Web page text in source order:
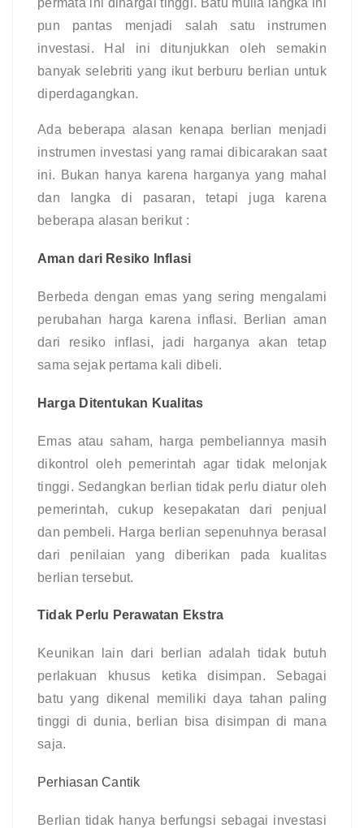
permata ini dihargai tinggi. Batu mulia langka ini
pun pantas menjadi salah satu instrumen
investasi. Hal ini ditunjukkan oleh semakin
banyak selebriti yang ikut berburu berlian untuk
diperdagangkan.
Ada beberapa alasan kenapa berlian menjadi
instrumen investasi yang ramai dibicarakan saat
ini. Bukan hanya karena harganya yang mahal
dan langka di pasaran, tetapi juga karena
beberapa alasan berikut :
Aman dari Resiko Inflasi
Berbeda dengan emas yang sering mengalami
perubahan harga karena inflasi. Berlian aman
dari resiko inflasi, jadi harganya akan tetap
sama sejak pertama kali dibeli.
Harga Ditentukan Kualitas
Emas atau saham, harga pembeliannya masih
dikontrol oleh pemerintah agar tidak melonjak
tinggi. Sedangkan berlian tidak perlu diatur oleh
pemerintah, cukup kesepakatan dari penjual
dan pembeli. Harga berlian sepenuhnya berasal
dari penilaian yang diberikan pada kualitas
berlian tersebut.
Tidak Perlu Perawatan Ekstra
Keunikan lain dari berlian adalah tidak butuh
perlakuan khusus ketika disimpan. Sebagai
batu yang dikenal memiliki daya tahan paling
tinggi di dunia, berlian bisa disimpan di mana
saja.
Perhiasan Cantik
Berlian tidak hanya berfungsi sebagai investasi